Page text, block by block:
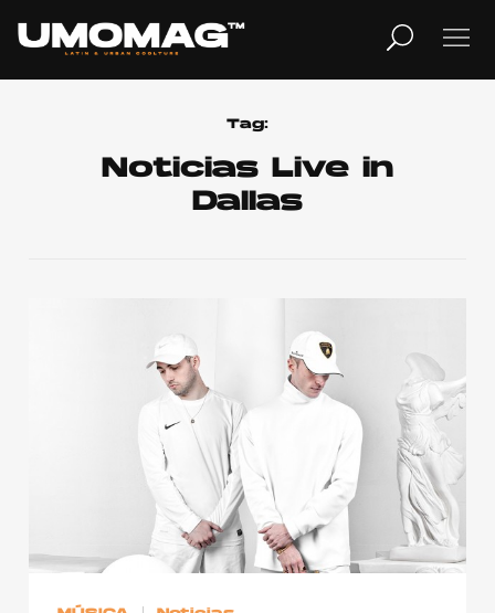
TV
Home
Cover Story
Publicidad
Contacto
Tag:
Noticias Live in
Dallas